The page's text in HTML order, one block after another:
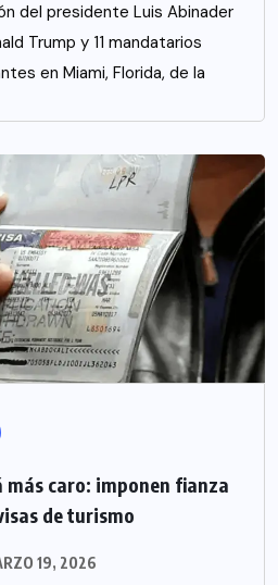
del presidente Luis Abinader
Trump y 11 mandatarios
en Miami, Florida, de la
más caro: imponen fianza
de turismo
19, 2026